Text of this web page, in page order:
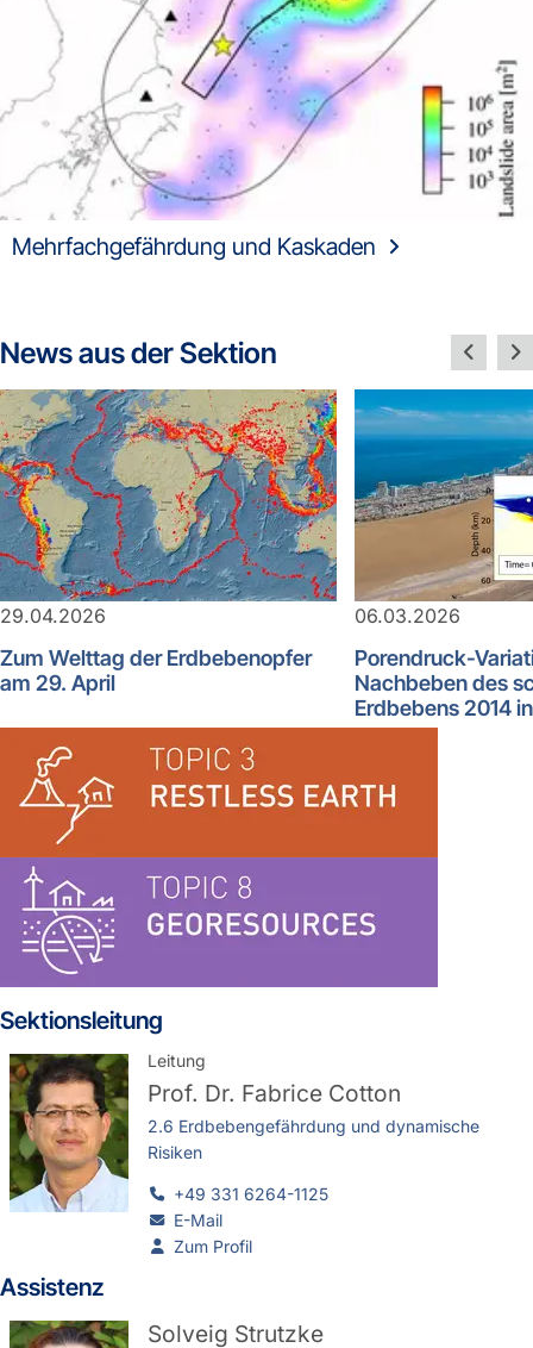
Mehrfachgefährdung und Kaskaden
News aus der Sektion
29.04.2026
Zum Welttag der Erdbebenopfer
am 29. April
06.03.2026
Porendruck-
Nachbeben des
Erdbebens 2014
Sektionsleitung
Leitung
Prof. Dr. Fabrice Cotton
2.6 Erdbebengefährdung und dynamische
Risiken
+49 331 6264-1125
E-Mail
Zum Profil
Assistenz
Solveig Strutzke